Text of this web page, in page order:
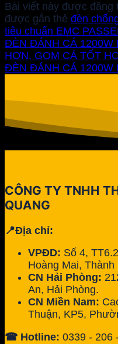
Bài viết này được đăng
được gắn thẻ đèn
tiêu chuẩn EMC
ĐÈN ĐÁNH CÁ 1200W
HƠN, GOM CÁ TỐT
ĐÈN ĐÁNH CÁ 1200W
CÔNG TY TNHH
QUANG
📍Địa chỉ:
VPĐD: Số 4,
Hoàng Mai,
CN Hải Phòng:
An, Hải Phòng.
CN Miền Nam:
Thuận, KP5,
☎ Hotline: 0339 - 206